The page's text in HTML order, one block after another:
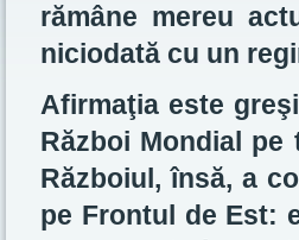
rămâne mereu
niciodată cu un
Afirmaţia este
Război Mondial pe
Războiul, însă, a
pe Frontul de Est: